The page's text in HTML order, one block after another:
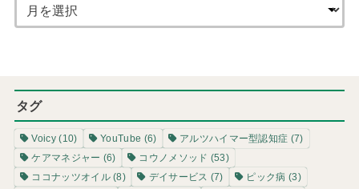
タグ
Voicy(10) YouTube (6) アルツハイマー型認知症 (7)
ケアマネジャー (6) コウノメソッド (53)
ココナッツオイル(8) デイサービス (7) ピック病 (3)